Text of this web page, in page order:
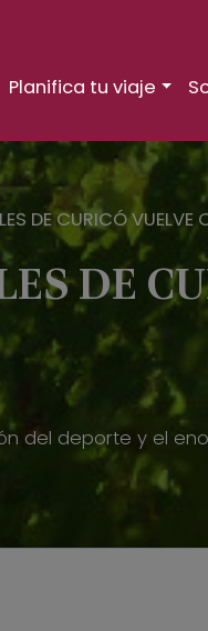
Planifica tu viaje
DE CURICÓ
DE
del deporte y el